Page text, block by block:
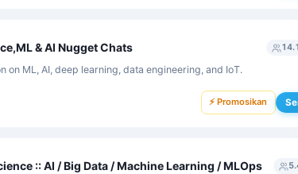
& AI Nugget Chats
on ML, AI, deep learning, data engineering, and IoT.
⚡ Promosikan
:: AI / Big Data / Machine Learning / MLOps